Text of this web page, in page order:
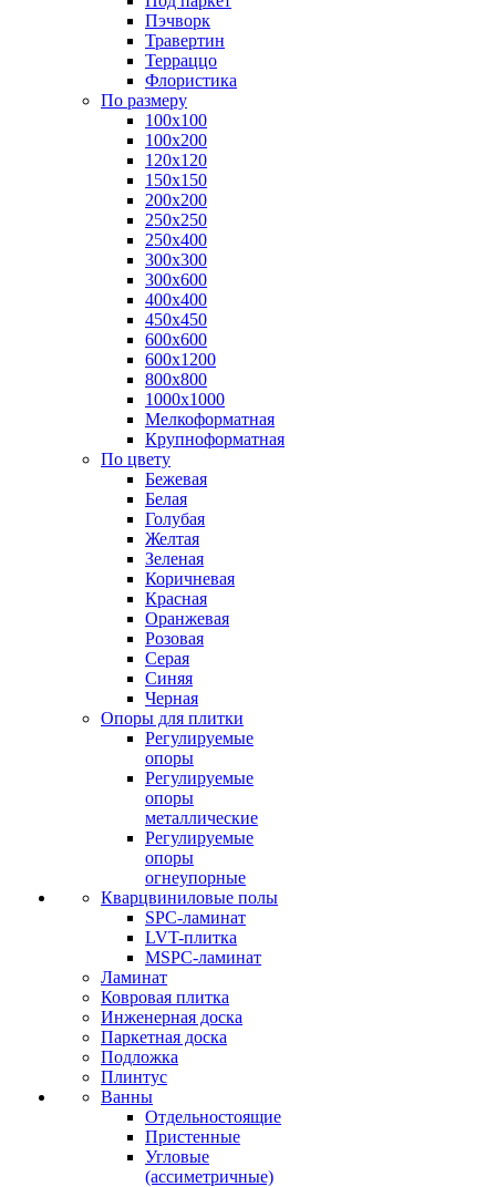
Пэчворк
Травертин
Терраццо
Флористика
По размеру
100х100
100х200
120х120
150х150
200х200
250х250
250х400
300х300
300х600
400х400
450х450
600х600
600х1200
800х800
1000х1000
Мелкоформатная
Крупноформатная
По цвету
Бежевая
Белая
Голубая
Желтая
Зеленая
Коричневая
Красная
Оранжевая
Розовая
Серая
Синяя
Черная
Опоры для плитки
Регулируемые
опоры
Регулируемые
опоры
металлические
Регулируемые
опоры
огнеупорные
Кварцвиниловые полы
SPC-ламинат
LVT-плитка
MSPC-ламинат
Ламинат
Ковровая плитка
Инженерная доска
Паркетная доска
Подложка
Плинтус
Ванны
Отдельностоящие
Пристенные
Угловые
(ассиметричные)